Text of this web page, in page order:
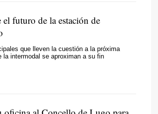
futuro de la estación de
que lleven la cuestión a la próxima
intermodal se aproximan a su fin